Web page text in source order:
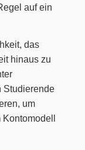
auf ein
das
hinaus zu
Studierende
um